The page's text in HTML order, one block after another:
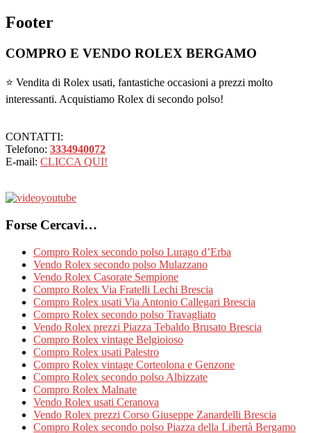
Footer
COMPRO E VENDO ROLEX BERGAMO
⭐ Vendita di Rolex usati, fantastiche occasioni a prezzi molto
interessanti. Acquistiamo Rolex di secondo polso!
CONTATTI:
Telefono: 3334940072
E-mail: CLICCA QUI!
Forse Cercavi…
Compro Rolex secondo polso Lurago d’Erba
Vendo Rolex secondo polso Mulazzano
Vendo Rolex Casorate Sempione
Compro Rolex Via Fratelli Lechi Brescia
Compro Rolex usati Via Antonio Callegari Brescia
Compro Rolex secondo polso Travagliato
Vendo Rolex prezzi Piazza Tebaldo Brusato Brescia
Compro Rolex vintage Belgioioso
Compro Rolex usati Palestro
Compro Rolex vintage Corteolona e Genzone
Compro Rolex secondo polso Albizzate
Compro Rolex Malnate
Vendo Rolex usati Ceranova
Vendo Rolex prezzi Corso Giuseppe Zanardelli Brescia
Compro Rolex secondo polso Piazza della Libertà Bergamo